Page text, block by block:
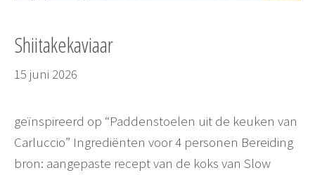
Shiitakekaviaar
15 juni 2026
geïnspireerd op “Paddenstoelen uit de keuken van
Carluccio” Ingrediënten voor 4 personen Bereiding
bron: aangepaste recept van de koks van Slow